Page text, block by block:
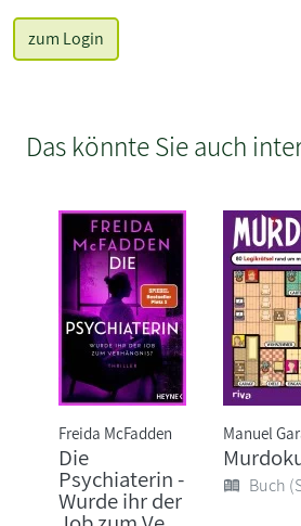
zum Login
Das könnte Sie auch
Freida McFadden
Die
Psychiaterin -
Wurde ihr der
Manuel
Buch